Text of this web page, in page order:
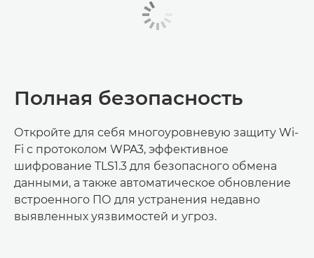
Полная безопасность
Откройте для себя многоуровневую защиту Wi-
Fi с протоколом WPA3, эффективное
шифрование TLS1.3 для безопасного обмена
данными, а также автоматическое обновление
встроенного ПО для устранения недавно
выявленных уязвимостей и угроз.